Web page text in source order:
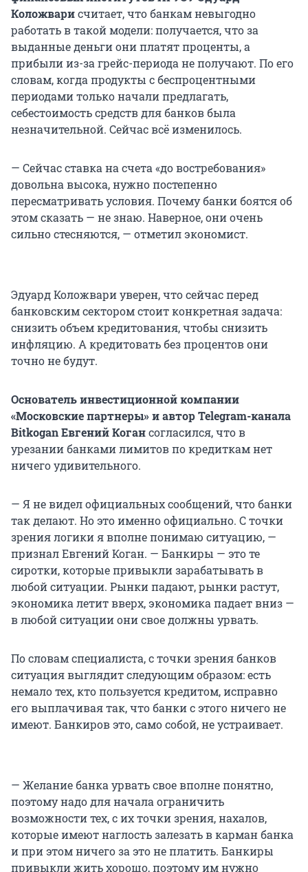
Коложварисчитает, что банкам невыгодно
работать в такой модели: получается, что за
выданные деньги они платят проценты, а
прибыли из-за грейс-периода не получают. По его
словам, когда продукты с беспроцентными
периодами только начали предлагать,
себестоимость средств для банков была
незначительной. Сейчас всё изменилось.
— Сейчас ставка на счета «до востребования»
довольна высока, нужно постепенно
пересматривать условия. Почему банки боятся об
этом сказать — не знаю. Наверное, они очень
сильно стесняются, — отметил экономист.
Эдуард Коложвари уверен, что сейчас перед
банковским сектором стоит конкретная задача:
снизить объем кредитования, чтобы снизить
инфляцию. А кредитовать без процентов они
точно не будут.
Основатель инвестиционной компании
«Московские партнеры» и автор Telegram-канала
Bitkogan Евгений Когансогласился, что в
урезании банками лимитов по кредиткам нет
ничего удивительного.
— Я не видел официальных сообщений, что банки
так делают. Но это именно официально. С точки
зрения логики я вполне понимаю ситуацию, —
признал Евгений Коган. — Банкиры — это те
сиротки, которые привыкли зарабатывать в
любой ситуации. Рынки падают, рынки растут,
экономика летит вверх, экономика падает вниз —
в любой ситуации они свое должны урвать.
По словам специалиста, с точки зрения банков
ситуация выглядит следующим образом: есть
немало тех, кто пользуется кредитом, исправно
его выплачивая так, что банки с этого ничего не
имеют. Банкиров это, само собой, не устраивает.
— Желание банка урвать свое вполне понятно,
поэтому надо для начала ограничить
возможности тех, с их точки зрения, нахалов,
которые имеют наглость залезать в карман банка
и при этом ничего за это не платить. Банкиры
привыкли жить хорошо, поэтому им нужно